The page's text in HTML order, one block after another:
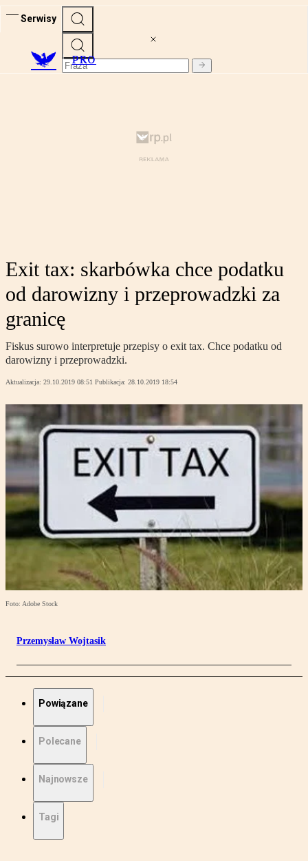
Serwisy
PRO
Exit tax: skarbówka chce podatku
od darowizny i przeprowadzki za
granicę
Fiskus surowo interpretuje przepisy o exit tax. Chce podatku od
darowizny i przeprowadzki.
Aktualizacja: 29.10.2019 08:51 Publikacja: 28.10.2019 18:54
Foto: Adobe Stock
Przemysław Wojtasik
Powiązane
Polecane
Najnowsze
Tagi